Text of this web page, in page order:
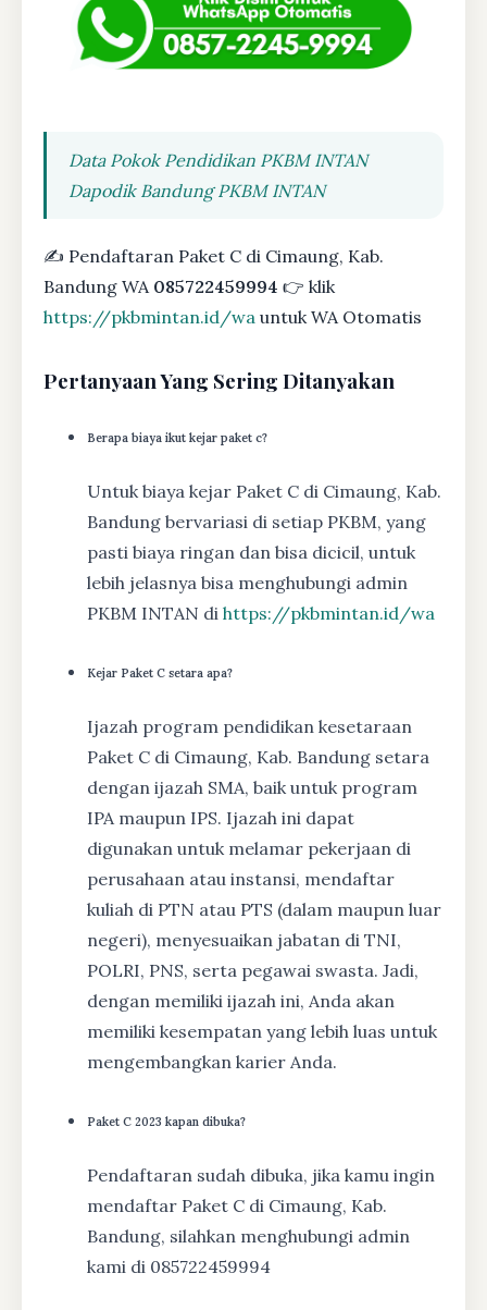
Data Pokok Pendidikan PKBM INTAN
Dapodik Bandung PKBM INTAN
✍ Pendaftaran Paket C di Cimaung, Kab.
Bandung WA 085722459994 👉 klik
https://pkbmintan.id/wa untuk WA Otomatis
Pertanyaan Yang Sering Ditanyakan
Berapa biaya ikut kejar paket c?
Untuk biaya kejar Paket C di Cimaung, Kab.
Bandung bervariasi di setiap PKBM, yang
pasti biaya ringan dan bisa dicicil, untuk
lebih jelasnya bisa menghubungi admin
PKBM INTAN di https://pkbmintan.id/wa
Kejar Paket C setara apa?
Ijazah program pendidikan kesetaraan
Paket C di Cimaung, Kab. Bandung setara
dengan ijazah SMA, baik untuk program
IPA maupun IPS. Ijazah ini dapat
digunakan untuk melamar pekerjaan di
perusahaan atau instansi, mendaftar
kuliah di PTN atau PTS (dalam maupun luar
negeri), menyesuaikan jabatan di TNI,
POLRI, PNS, serta pegawai swasta. Jadi,
dengan memiliki ijazah ini, Anda akan
memiliki kesempatan yang lebih luas untuk
mengembangkan karier Anda.
Paket C 2023 kapan dibuka?
Pendaftaran sudah dibuka, jika kamu ingin
mendaftar Paket C di Cimaung, Kab.
Bandung, silahkan menghubungi admin
kami di 085722459994